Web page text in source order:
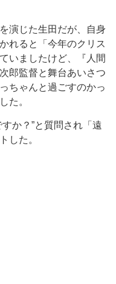
演じた生田だが、自身
れると「今年のクリス
いましたけど、『人間
郎監督と舞台あいさつ
ちゃんと過ごすのかっ
た。
か？”と質問され「遠
した。